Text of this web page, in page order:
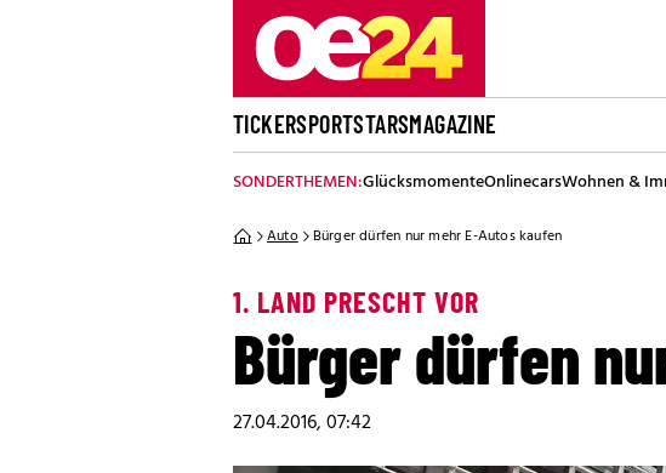
TICKERSPORTSTARSMAGAZINE
SONDERTHEMEN:GlücksmomenteOnlinecarsWohnen &
Auto Bürger dürfen nur mehr E-Autos kaufen
1. LAND PRESCHT VOR
Bürger dürfen
27.04.2016, 07:42